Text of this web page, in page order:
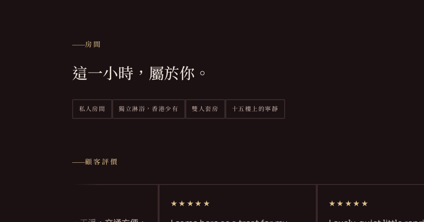
房間
這一小時，屬於你。
私人房間 獨立淋浴，香港少有 雙人套房 十五樓上的寧靜
顧客評價
★★★★★ ★★★★★